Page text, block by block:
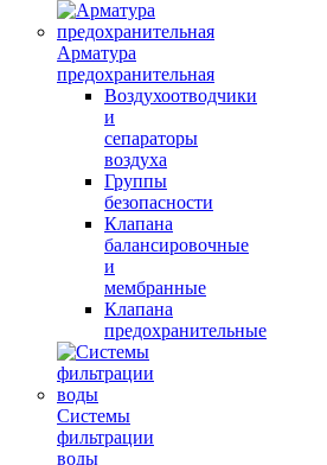
Арматура
предохранительная
Воздухоотводчики
и
сепараторы
воздуха
Группы
безопасности
Клапана
балансировочные
и
мембранные
Клапана
предохранительные
Системы
фильтрации
воды